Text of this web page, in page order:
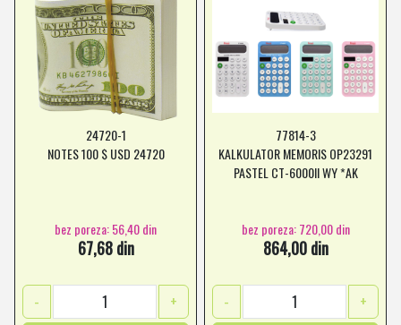
24720-1
NOTES 100 $ USD 24720
bez poreza: 56,40 din
67,68 din
-
+
77814-3
KALKULATOR MEMORIS OP23291
PASTEL CT-6000II WY *AK
bez poreza: 720,00 din
864,00 din
-
+